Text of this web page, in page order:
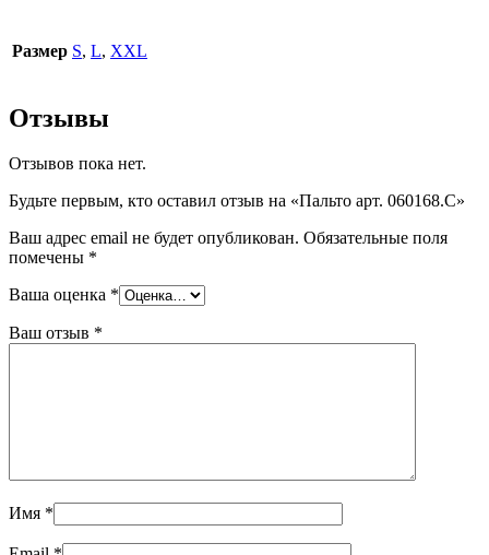
Размер S, L, XXL
Отзывы
Отзывов пока нет.
Будьте первым, кто оставил отзыв на «Пальто арт. 060168.C»
Ваш адрес email не будет опубликован. Обязательные поля
помечены *
Ваша оценка *
Ваш отзыв *
Имя *